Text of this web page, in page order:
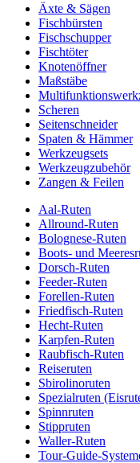
Äxte & Sägen
Fischbürsten
Fischschupper
Fischtöter
Knotenöffner
Maßstäbe
Scheren
Seitenschneider
Spaten & Hämmer
Werkzeugsets
Werkzeugzubehör
Zangen & Feilen
Aal-Ruten
Allround-Ruten
Bolognese-Ruten
Boots- und
Dorsch-Ruten
Feeder-Ruten
Forellen-Ruten
Friedfisch-Ruten
Hecht-Ruten
Karpfen-Ruten
Raubfisch-Ruten
Reiseruten
Sbirolinoruten
Spezialruten
Spinnruten
Stippruten
Waller-Ruten
Tour-Guide-